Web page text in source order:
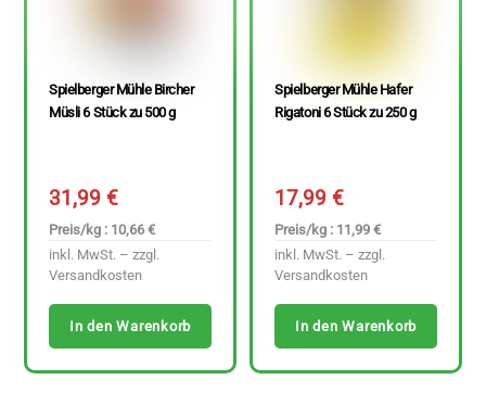
Spielberger Mühle Bircher
Müsli 6 Stück zu 500 g
31,99€
Preis/kg : 10,66 €
inkl. MwSt. – zzgl.
Versandkosten
In den Warenkorb
Spielberger Mühle Hafer
Rigatoni 6 Stück zu 250 g
17,99€
Preis/kg : 11,99 €
inkl. MwSt. – zzgl.
Versandkosten
In den Warenkorb